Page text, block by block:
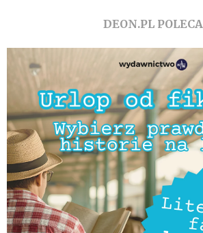
DEON.PL POLECA